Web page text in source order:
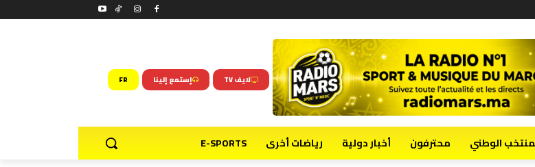
لايف TV إستمع إلينا FR
الوطني محترفون أخبار دولية رياضات أخرى E-SPORTS